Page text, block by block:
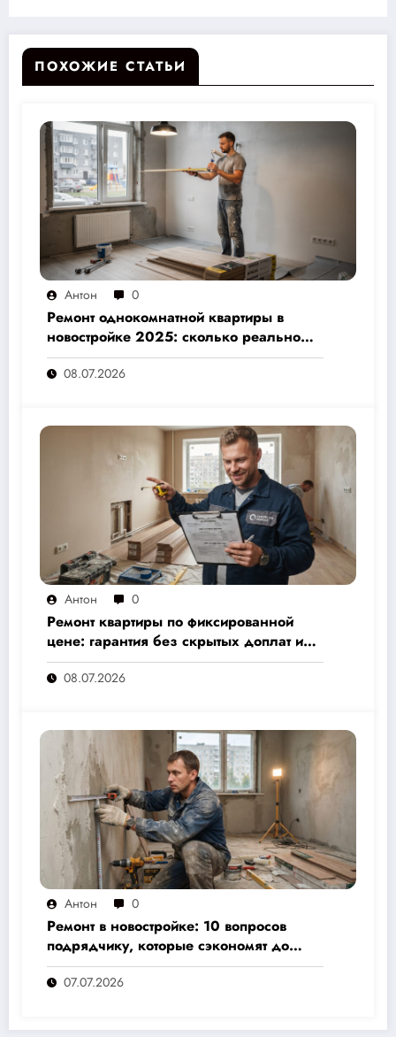
ПОХОЖИЕ СТАТЬИ
Антон 0
Ремонт однокомнатной квартиры в
новостройке 2025: сколько реально
стоит и как не переплатить — полный
расчёт от 500 000 рублей
08.07.2026
Антон 0
Ремонт квартиры по фиксированной
цене: гарантия без скрытых доплат и
переплат
08.07.2026
Антон 0
Ремонт в новостройке: 10 вопросов
подрядчику, которые сэкономят до
30% бюджета и избавят от головной
боли07.07.2026